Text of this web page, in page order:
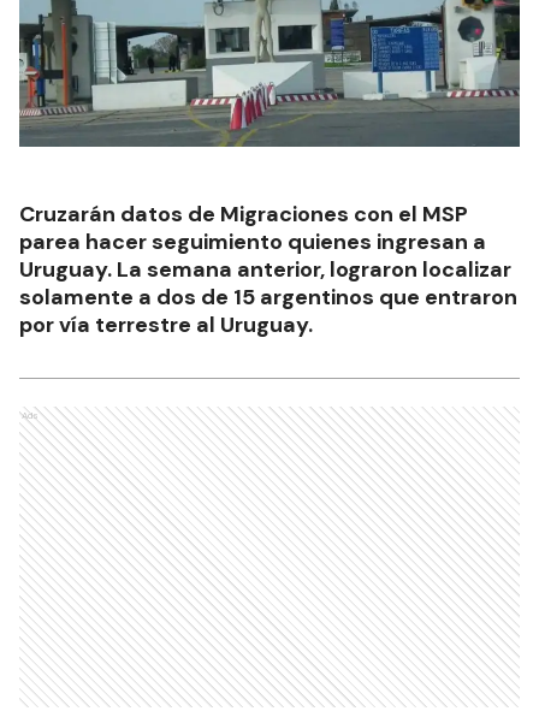
Cruzarán datos de Migraciones con el MSP
parea hacer seguimiento quienes ingresan a
Uruguay. La semana anterior, lograron localizar
solamente a dos de 15 argentinos que entraron
por vía terrestre al Uruguay.
Ads